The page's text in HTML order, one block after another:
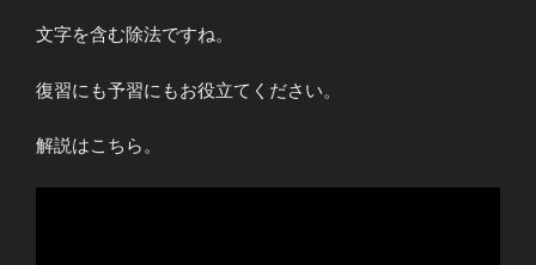
文字を含む除法ですね。
復習にも予習にもお役立てください。
解説はこちら。